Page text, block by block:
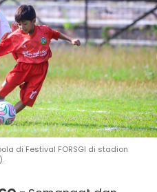
di Festival FORSGI di stadion